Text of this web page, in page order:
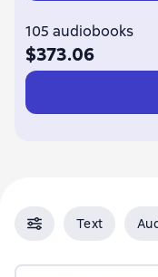
105 audiobooks
$373.06
Text